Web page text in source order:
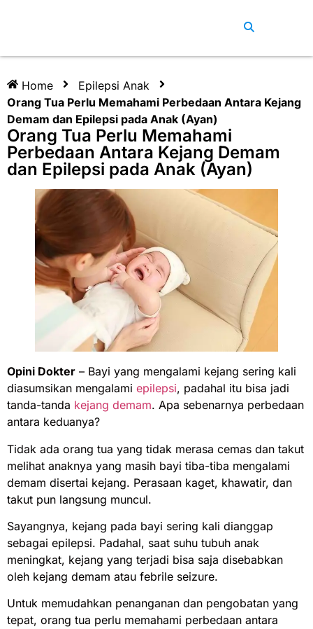
Home
Epilepsi Anak
Orang Tua Perlu Memahami Perbedaan Antara Kejang
Demam dan Epilepsi pada Anak (Ayan)
Orang Tua Perlu Memahami
Perbedaan Antara Kejang Demam
dan Epilepsi pada Anak (Ayan)
Opini Dokter – Bayi yang mengalami kejang sering kali
diasumsikan mengalami epilepsi, padahal itu bisa jadi
tanda-tanda kejang demam. Apa sebenarnya perbedaan
antara keduanya?
Tidak ada orang tua yang tidak merasa cemas dan takut
melihat anaknya yang masih bayi tiba-tiba mengalami
demam disertai kejang. Perasaan kaget, khawatir, dan
takut pun langsung muncul.
Sayangnya, kejang pada bayi sering kali dianggap
sebagai epilepsi. Padahal, saat suhu tubuh anak
meningkat, kejang yang terjadi bisa saja disebabkan
oleh kejang demam atau febrile seizure.
Untuk memudahkan penanganan dan pengobatan yang
tepat, orang tua perlu memahami perbedaan antara